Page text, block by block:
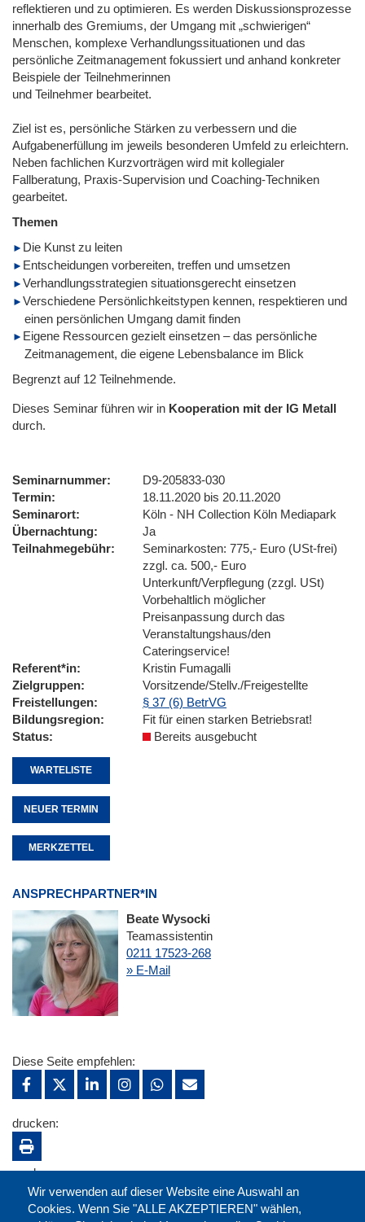
reflektieren und zu optimieren. Es werden Diskussionsprozesse
innerhalb des Gremiums, der Umgang mit „schwierigen“
Menschen, komplexe Verhandlungssituationen und das
persönliche Zeitmanagement fokussiert und anhand konkreter
Beispiele der Teilnehmerinnen
und Teilnehmer bearbeitet.
Ziel ist es, persönliche Stärken zu verbessern und die
Aufgabenerfüllung im jeweils besonderen Umfeld zu erleichtern.
Neben fachlichen Kurzvorträgen wird mit kollegialer
Fallberatung, Praxis-Supervision und Coaching-Techniken
gearbeitet.
Themen
Die Kunst zu leiten
Entscheidungen vorbereiten, treffen und umsetzen
Verhandlungsstrategien situationsgerecht einsetzen
Verschiedene Persönlichkeitstypen kennen, respektieren und
einen persönlichen Umgang damit finden
Eigene Ressourcen gezielt einsetzen – das persönliche
Zeitmanagement, die eigene Lebensbalance im Blick
Begrenzt auf 12 Teilnehmende.
Dieses Seminar führen wir in Kooperation mit der IG Metall
durch.
Seminarnummer
D9-205833-030
Termin
18.11.2020 bis 20.11.2020
Seminarort
Köln - NH Collection Köln Mediapark
Übernachtung
Ja
Teilnahmegebühr
Seminarkosten: 775,- Euro (USt-frei)
zzgl. ca. 500,- Euro
Unterkunft/Verpflegung (zzgl. USt)
Vorbehaltlich möglicher
Preisanpassung durch das
Veranstaltungshaus/den
Cateringservice!
Referent*in
Kristin Fumagalli
Zielgruppen
Vorsitzende/Stellv./Freigestellte
Freistellungen
§ 37 (6) BetrVG
Bildungsregion
Fit für einen starken Betriebsrat!
Status
Bereits ausgebucht
WARTELISTE
NEUER TERMIN
MERKZETTEL
ANSPRECHPARTNER*IN
Beate Wysocki
Teamassistentin
0211 17523-268
» E-Mail
Wir verwenden auf dieser Website eine Auswahl an
Cookies. Wenn Sie "ALLE AKZEPTIEREN" wählen,
Diese Seite empfehlen:
drucken:
merken: